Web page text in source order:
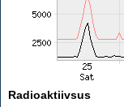
Radioaktiivsus